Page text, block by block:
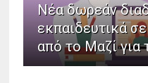
Νέα δωρεάν
εκπαιδευτικά
από το Μαζί για